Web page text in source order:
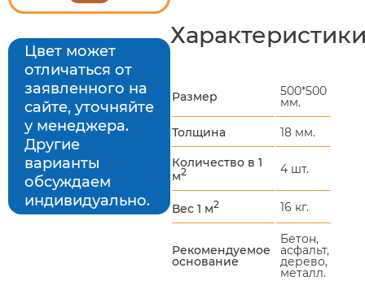
Цвет может
отличаться от
заявленного на
сайте, уточняйте
у менеджера.
Другие
варианты
обсуждаем
индивидуально.
Размер 500*500
мм.
Толщина 18 мм.
Количество в 1
м2 4 шт.
Вес 1 м2 16 кг.
Рекомендуемое
основание
Бетон,
асфальт,
дерево,
металл.